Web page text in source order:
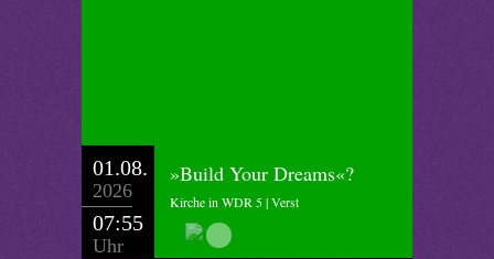
01.08.
2026
07:55
Uhr
»Build Your Dreams«?
Kirche in WDR 5 | Verst